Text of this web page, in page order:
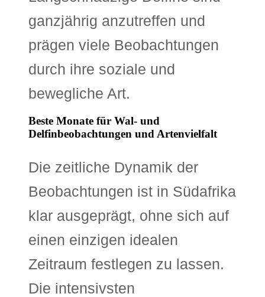
ganzjährig anzutreffen und
prägen viele Beobachtungen
durch ihre soziale und
bewegliche Art.
Beste Monate für Wal- und
Delfinbeobachtungen und Artenvielfalt
Die zeitliche Dynamik der
Beobachtungen ist in Südafrika
klar ausgeprägt, ohne sich auf
einen einzigen idealen
Zeitraum festlegen zu lassen.
Die intensivsten